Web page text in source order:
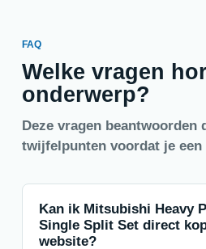
FAQ
Welke vragen
onderwerp?
Deze vragen beantwoorden
twijfelpunten voordat je een
Kan ik Mitsubishi Heavy
Single Split Set direct
website?